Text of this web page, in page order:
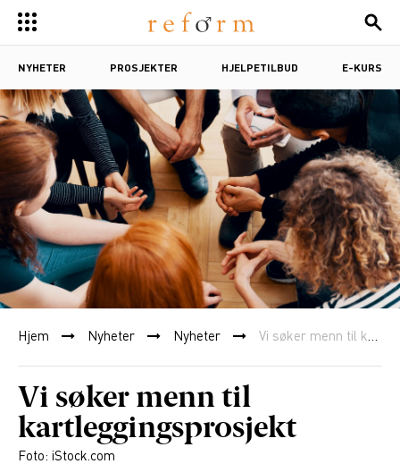
NYHETER PROSJEKTER HJELPETILBUD E-KURS
Hjem Nyheter Nyheter Vi søker menn til kartleggingsprosjekt
Vi søker menn til
kartleggingsprosjekt
Foto: iStock.com